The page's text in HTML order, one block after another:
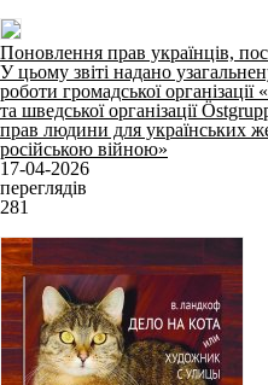
Поновлення прав українців,
У цьому звіті надано
роботи громадської
та шведської організації
прав людини для українських
російською війною»
17-04-2026
переглядів
281